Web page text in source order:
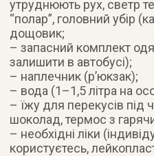
утруднюють рух, светр
“полар”, головний убір
дощовик;
– запасний комплект
залишити в автобусі);
– наплечник (р’юкзак);
– вода (1–1,5 літра на
– їжу для перекусів під
шоколад, термос з
– необхідні ліки
користуєтесь,